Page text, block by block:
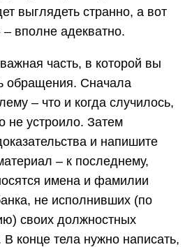
выглядеть странно, а вот
вполне адекватно.
часть, в которой вы
обращения. Сначала
– что и когда случилось,
не устроило. Затем
и напишите
– к последнему,
имена и фамилии
не исполнивших (по
своих должностных
В конце тела нужно написать,